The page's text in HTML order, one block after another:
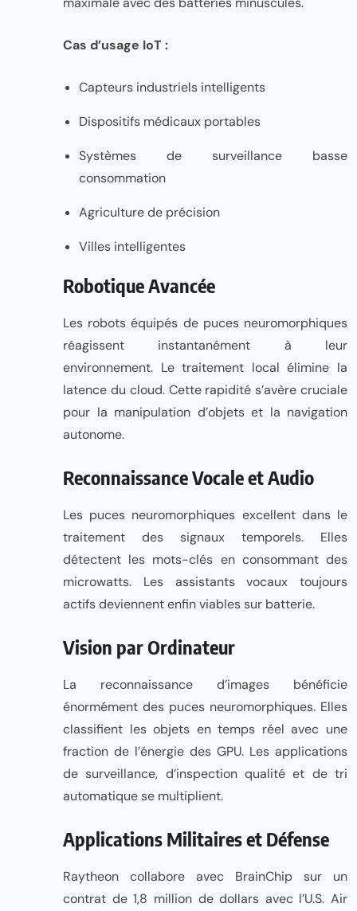
Cas d’usage IoT :
Capteurs industriels intelligents
Dispositifs médicaux portables
Systèmes de surveillance basse
consommation
Agriculture de précision
Villes intelligentes
Robotique Avancée
Les robots équipés de puces neuromorphiques
réagissent instantanément à leur
environnement. Le traitement local élimine la
latence du cloud. Cette rapidité s’avère cruciale
pour la manipulation d’objets et la navigation
autonome.
Reconnaissance Vocale et Audio
Les puces neuromorphiques excellent dans le
traitement des signaux temporels. Elles
détectent les mots-clés en consommant des
microwatts. Les assistants vocaux toujours
actifs deviennent enfin viables sur batterie.
Vision par Ordinateur
La reconnaissance d’images bénéficie
énormément des puces neuromorphiques. Elles
classifient les objets en temps réel avec une
fraction de l’énergie des GPU. Les applications
de surveillance, d’inspection qualité et de tri
automatique se multiplient.
Applications Militaires et Défense
Raytheon collabore avec BrainChip sur un
contrat de 1,8 million de dollars avec l’U.S. Air